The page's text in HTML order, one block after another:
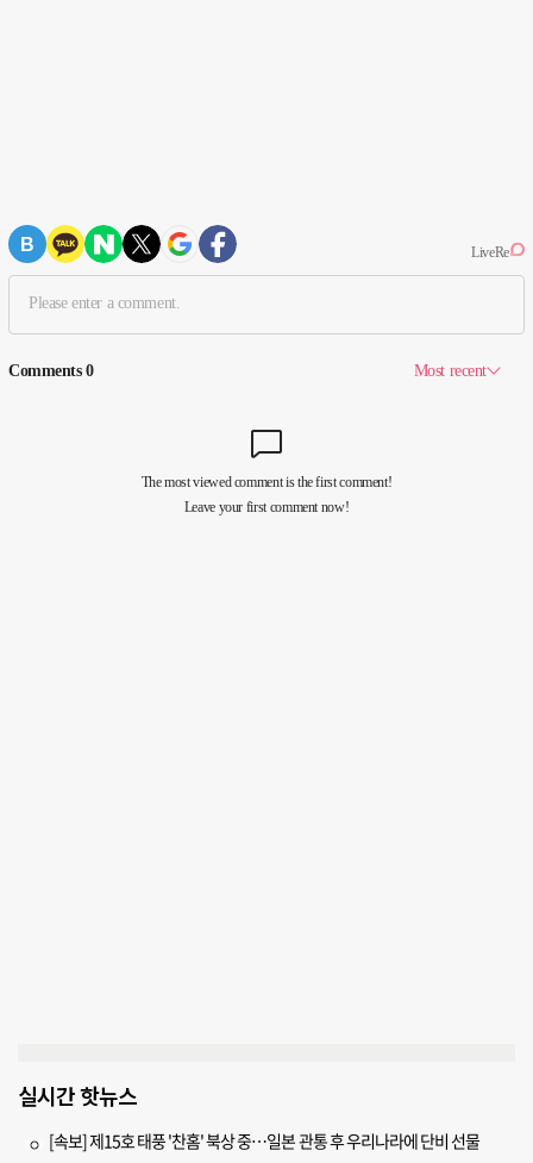
실시간 핫뉴스
[속보] 제15호 태풍 '찬홈' 북상 중…일본 관통 후 우리나라에 단비 선물